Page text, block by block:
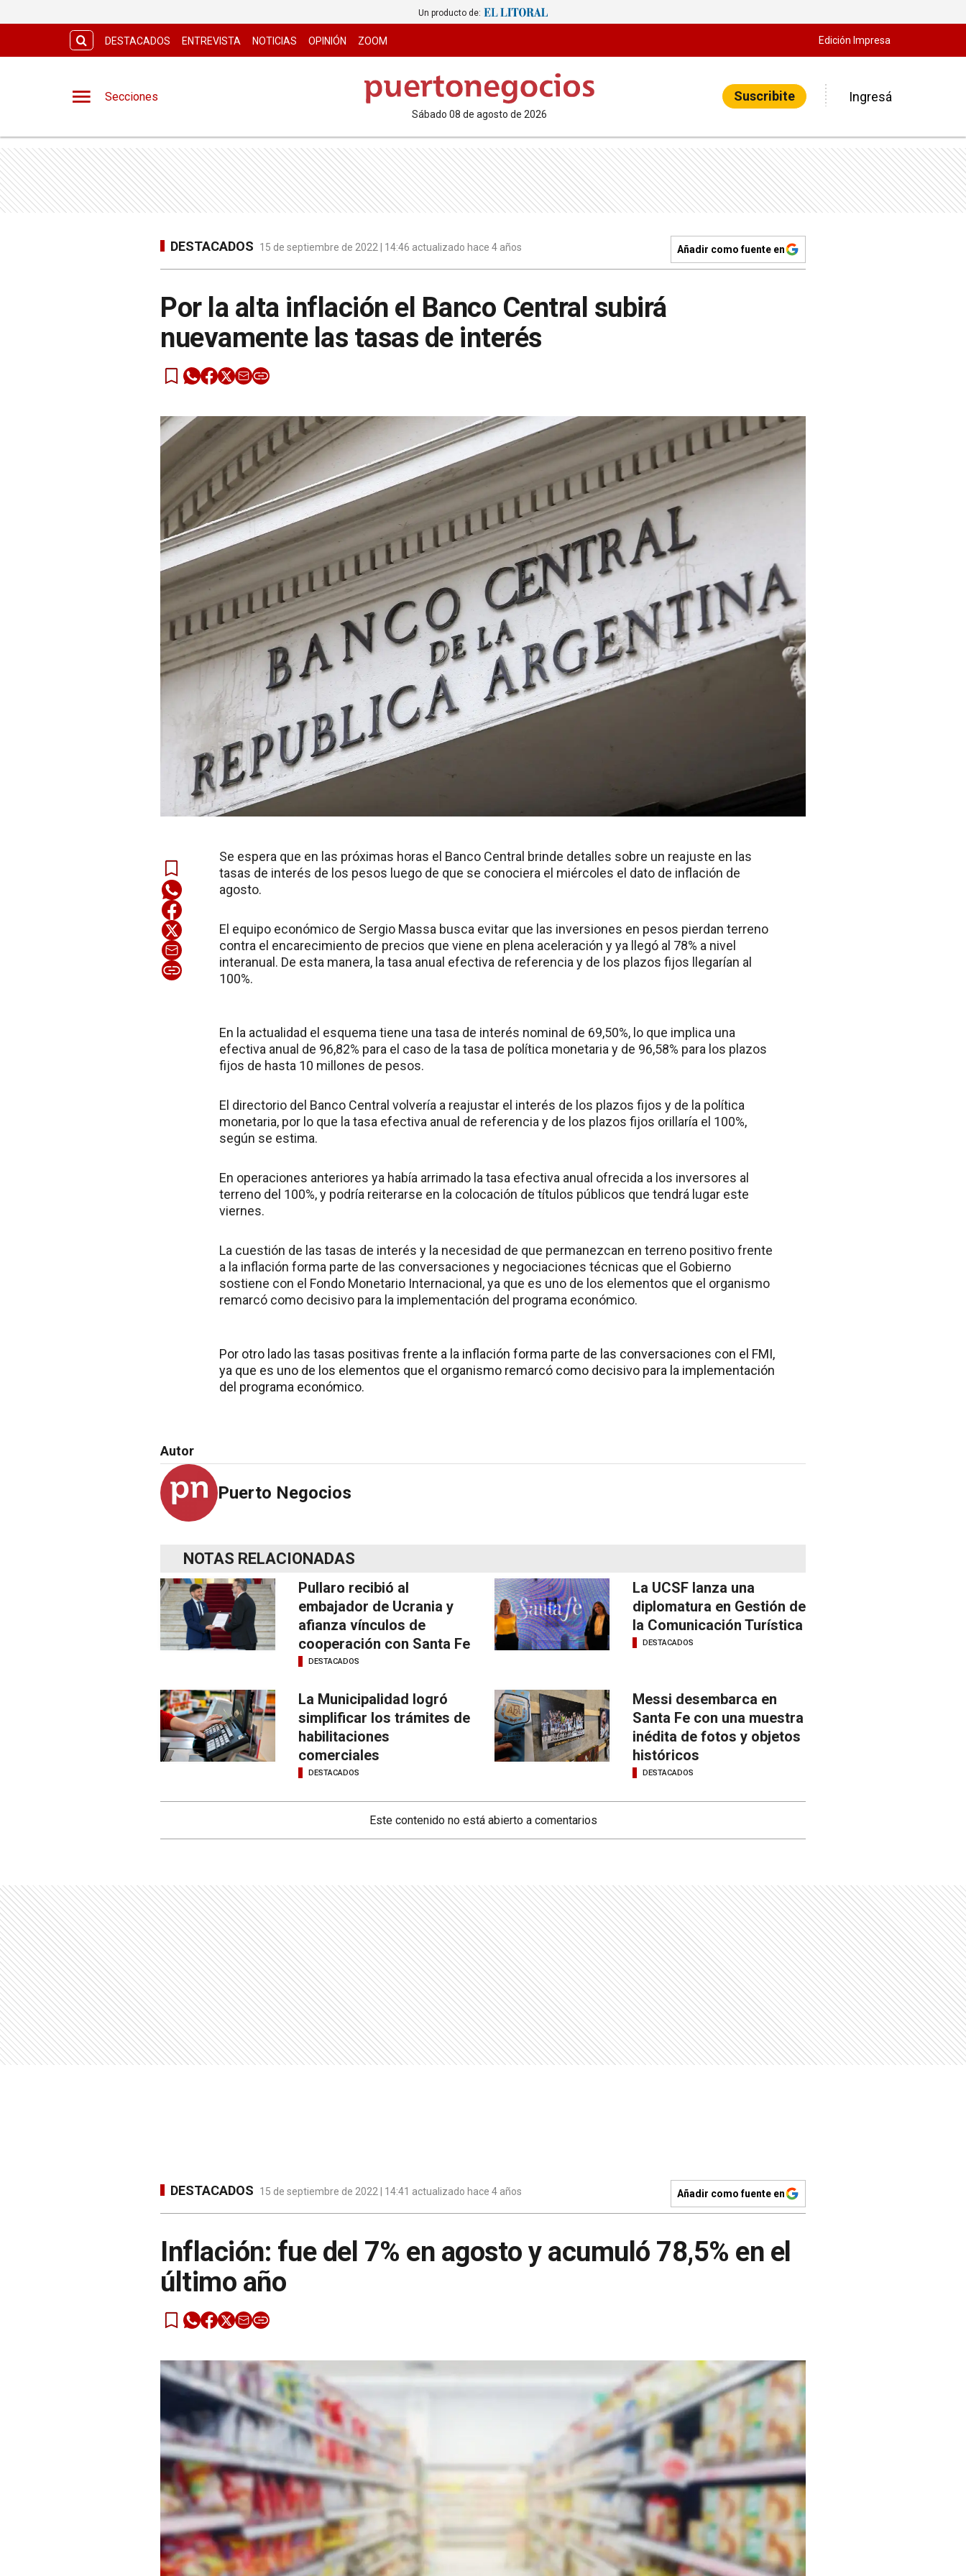
Un producto de:
DESTACADOS ENTREVISTA NOTICIAS OPINIÓN ZOOM Edición Impresa
Secciones
sábado 08 de agosto de 2026
Suscribite Ingresá
DESTACADOS 15 de septiembre de 2022 | 14:46 actualizado hace 4 años Añadir como fuente en
Por la alta inflación el Banco Central subirá
nuevamente las tasas de interés
Se espera que en las próximas horas el Banco Central brinde detalles sobre un reajuste en las
tasas de interés de los pesos luego de que se conociera el miércoles el dato de inflación de
agosto.
El equipo económico de Sergio Massa busca evitar que las inversiones en pesos pierdan terreno
contra el encarecimiento de precios que viene en plena aceleración y ya llegó al 78% a nivel
interanual. De esta manera, la tasa anual efectiva de referencia y de los plazos fijos llegarían al
100%.
En la actualidad el esquema tiene una tasa de interés nominal de 69,50%, lo que implica una
efectiva anual de 96,82% para el caso de la tasa de política monetaria y de 96,58% para los plazos
fijos de hasta 10 millones de pesos.
El directorio del Banco Central volvería a reajustar el interés de los plazos fijos y de la política
monetaria, por lo que la tasa efectiva anual de referencia y de los plazos fijos orillaría el 100%,
según se estima.
En operaciones anteriores ya había arrimado la tasa efectiva anual ofrecida a los inversores al
terreno del 100%, y podría reiterarse en la colocación de títulos públicos que tendrá lugar este
viernes.
La cuestión de las tasas de interés y la necesidad de que permanezcan en terreno positivo frente
a la inflación forma parte de las conversaciones y negociaciones técnicas que el Gobierno
sostiene con el Fondo Monetario Internacional, ya que es uno de los elementos que el organismo
remarcó como decisivo para la implementación del programa económico.
Por otro lado las tasas positivas frente a la inflación forma parte de las conversaciones con el FMI,
ya que es uno de los elementos que el organismo remarcó como decisivo para la implementación
del programa económico.
Autor
Puerto Negocios
NOTAS RELACIONADAS
Pullaro recibió al
embajador de Ucrania y
afianza vínculos de
cooperación con Santa Fe
DESTACADOS
La UCSF lanza una
diplomatura en Gestión de
la Comunicación Turística
DESTACADOS
La Municipalidad logró
simplificar los trámites de
habilitaciones
comerciales
DESTACADOS
Messi desembarca en
Santa Fe con una muestra
inédita de fotos y objetos
históricos
DESTACADOS
Este contenido no está abierto a comentarios
DESTACADOS 15 de septiembre de 2022 | 14:41 actualizado hace 4 años Añadir como fuente en
Inflación: fue del 7% en agosto y acumuló 78,5% en el
último año